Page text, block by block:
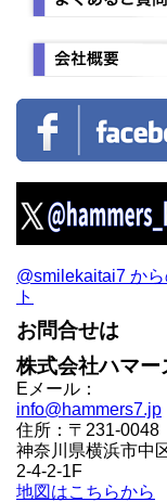
@smilekaitai7 か
ト
お問合せは
株式会社ハマー
Eメール：
info@hammers7.jp
住所：〒231-0048
神奈川県横浜市中
2-4-2-1F
地図はこちらから